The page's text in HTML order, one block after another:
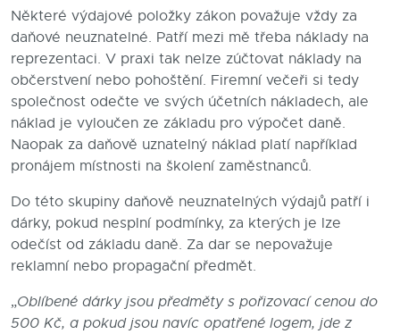
Některé výdajové položky zákon považuje vždy za
daňové neuznatelné. Patří mezi mě třeba náklady na
reprezentaci. V praxi tak nelze zúčtovat náklady na
občerstvení nebo pohoštění. Firemní večeři si tedy
společnost odečte ve svých účetních nákladech, ale
náklad je vyloučen ze základu pro výpočet daně.
Naopak za daňově uznatelný náklad platí například
pronájem místnosti na školení zaměstnanců.
Do této skupiny daňově neuznatelných výdajů patří i
dárky, pokud nesplní podmínky, za kterých je lze
odečíst od základu daně. Za dar se nepovažuje
reklamní nebo propagační předmět.
„Oblíbené dárky jsou předměty s pořizovací cenou do
500 Kč, a pokud jsou navíc opatřené logem, jde z